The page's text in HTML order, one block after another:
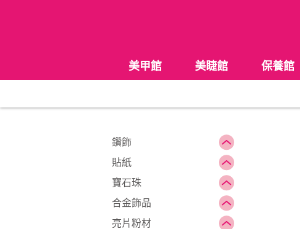
美甲館 美睫館 保養館
鑽飾
貼紙
寶石珠
合金飾品
亮片粉材